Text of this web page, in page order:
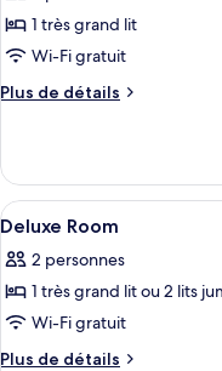
pour
ce
type
de
Suite
Premier
1 très grand lit
Wi-Fi gratuit
Plus de détails
Plus
Suite
Premier
Afficher
toutes
les
photos
pour
ce
6
Deluxe Room
2 personnes
1 très grand lit ou 2 lits
Wi-Fi gratuit
Plus de détails
Plus